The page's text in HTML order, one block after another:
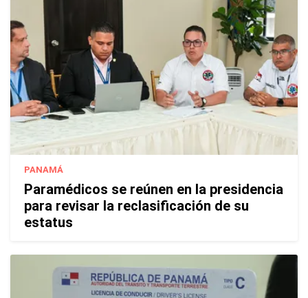
PANAMÁ
Paramédicos se reúnen en la presidencia
para revisar la reclasificación de su
estatus